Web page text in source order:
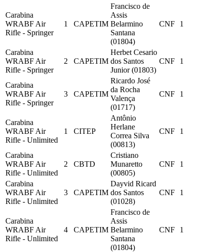
Carabina
WRABF Air
Rifle - Springer
1 CAPETIM
Francisco de
Assis
Belarmino
Santana
(01804)
CNF 1
Carabina
WRABF Air
Rifle - Springer
2 CAPETIM
Herbet Cesario
dos Santos
Junior (01803)
CNF 1
Carabina
WRABF Air
Rifle - Springer
3 CAPETIM
Ricardo José
da Rocha
Valença
(01717)
CNF 1
Carabina
WRABF Air
Rifle - Unlimited
1 CITEP
Antônio
Herlane
Correa Silva
(00813)
CNF 1
Carabina
WRABF Air
Rifle - Unlimited
2 CBTD
Cristiano
Munaretto
(00805)
CNF 1
Carabina
WRABF Air
Rifle - Unlimited
3 CAPETIM
Dayvid Ricard
dos Santos
(01028)
CNF 1
Carabina
WRABF Air
Rifle - Unlimited
4 CAPETIM
Francisco de
Assis
Belarmino
Santana
(01804)
CNF 1